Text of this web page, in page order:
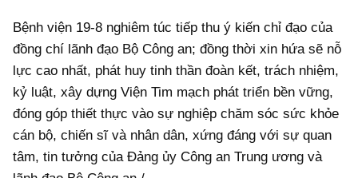
Bệnh viện 19-8 nghiêm túc tiếp thu ý kiến chỉ đạo của
đồng chí lãnh đạo Bộ Công an; đồng thời xin hứa sẽ nỗ
lực cao nhất, phát huy tinh thần đoàn kết, trách nhiệm,
kỷ luật, xây dựng Viện Tim mạch phát triển bền vững,
đóng góp thiết thực vào sự nghiệp chăm sóc sức khỏe
cán bộ, chiến sĩ và nhân dân, xứng đáng với sự quan
tâm, tin tưởng của Đảng ủy Công an Trung ương và